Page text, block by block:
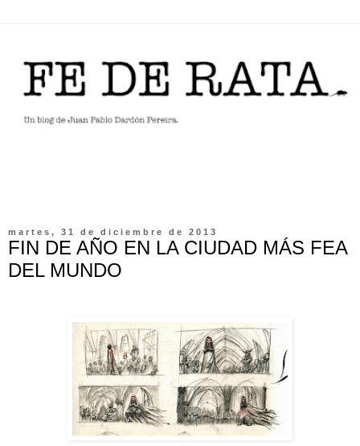
martes, 31 de diciembre de 2013
FIN DE AÑO EN LA CIUDAD MÁS FEA
DEL MUNDO